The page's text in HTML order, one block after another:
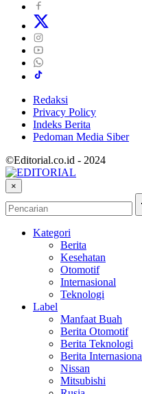
Redaksi
Privacy Policy
Indeks Berita
Pedoman Media Siber
©Editorial.co.id - 2024
×
Kategori
Berita
Kesehatan
Otomotif
Internasional
Teknologi
Label
Manfaat Buah
Berita Otomotif
Berita Teknologi
Berita
Nissan
Mitsubishi